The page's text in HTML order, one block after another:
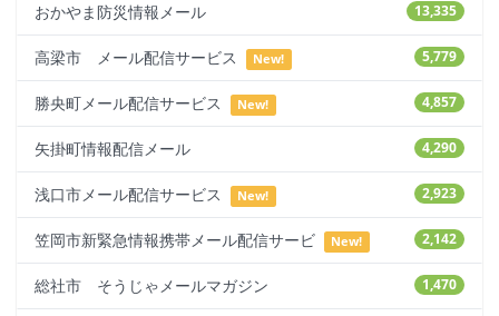
13,335
おかやま防災情報メール
5,779
高梁市 メール配信サービス New!
4,857
勝央町メール配信サービス New!
4,290
矢掛町情報配信メール
2,923
浅口市メール配信サービス New!
2,142
笠岡市新緊急情報携帯メール配信サービ New!
1,470
総社市 そうじゃメールマガジン